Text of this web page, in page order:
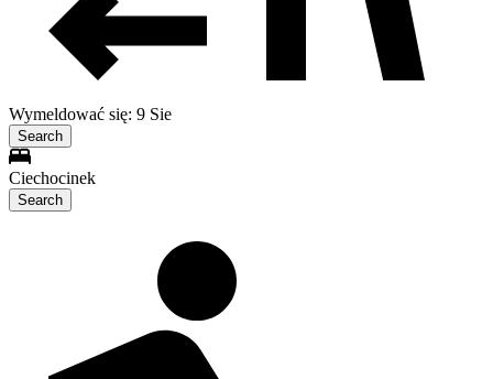
Wymeldować się: 9 Sie
Search
Ciechocinek
Search